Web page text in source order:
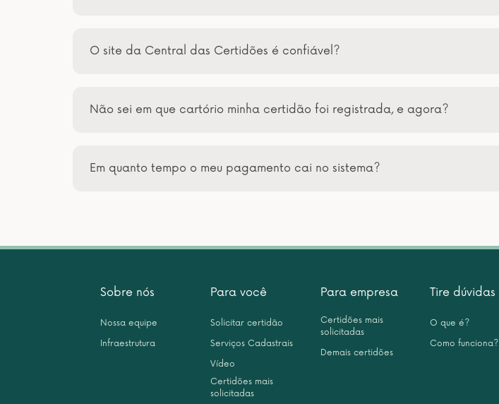
O site da Central das Certidões é confiável?
Não sei em que cartório minha certidão foi registrada, e agora?
Em quanto tempo o meu pagamento cai no sistema?
Sobre nós
Nossa equipe
Infraestrutura
Para você
Solicitar certidão
Serviços Cadastrais
Vídeo
Certidões mais
solicitadas
Para empresa
Certidões mais
solicitadas
Demais certidões
Tire dúvidas
O que é?
Como funciona?